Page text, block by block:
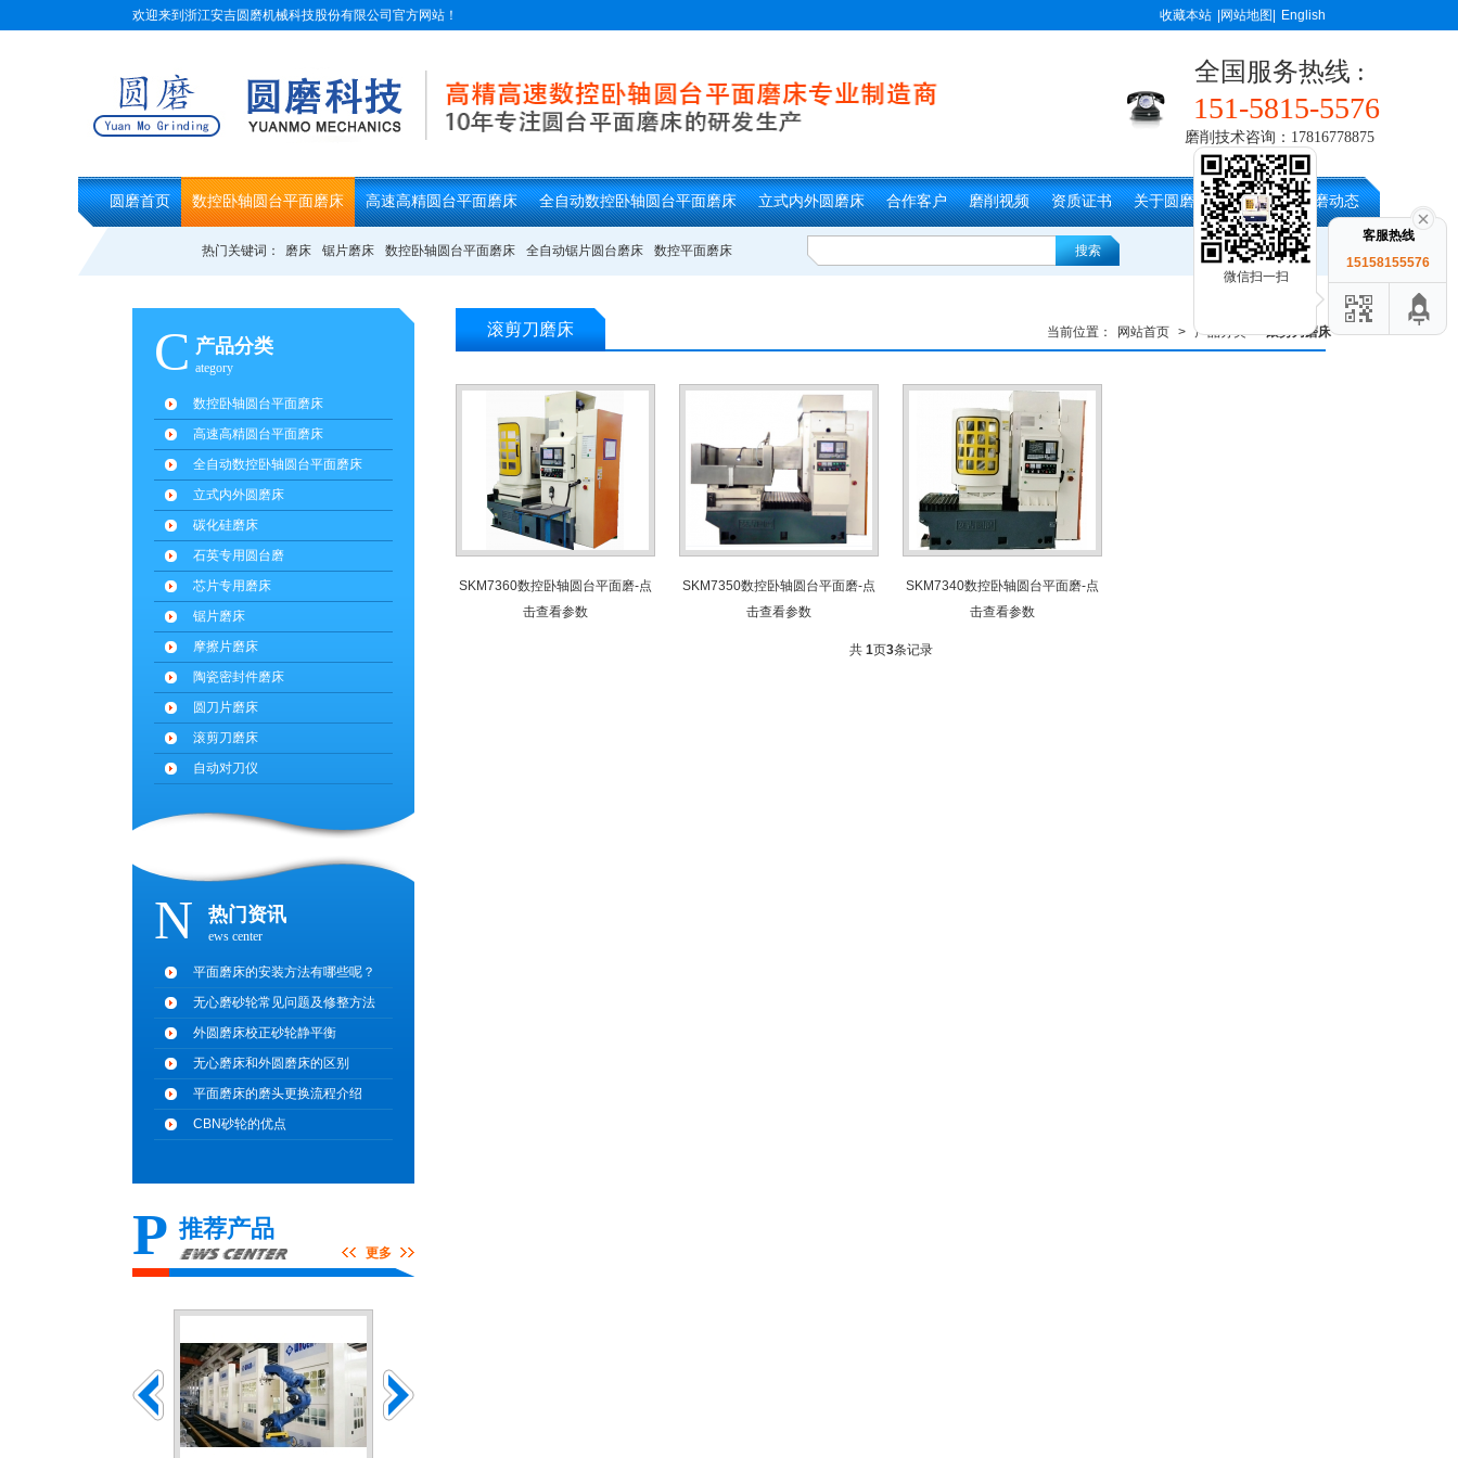
欢迎来到浙江安吉圆磨机械科技股份有限公司官方网站！ 收藏本站 |网站地图| English
全国服务热线 :
151-5815-5576
磨削技术咨询：17816778875
圆磨首页 数控卧轴圆台平面磨床 高速高精圆台平面磨床 全自动数控卧轴圆台平面磨床 立式内外圆磨床 合作客户 磨削视频 资质证书 关于圆磨 联系圆磨 圆磨动态
热门关键词： 磨床 锯片磨床 数控卧轴圆台平面磨床 全自动锯片圆台磨床 数控平面磨床
当前位置： 网站首页 > 产品分类 >滚剪刀磨床
滚剪刀磨床
SKM7360数控卧轴圆台平面磨-点
击查看参数
SKM7350数控卧轴圆台平面磨-点
击查看参数
SKM7340数控卧轴圆台平面磨-点
击查看参数
共 1页3条记录
C 产品分类
ategory
数控卧轴圆台平面磨床
高速高精圆台平面磨床
全自动数控卧轴圆台平面磨床
立式内外圆磨床
碳化硅磨床
石英专用圆台磨
芯片专用磨床
锯片磨床
摩擦片磨床
陶瓷密封件磨床
圆刀片磨床
滚剪刀磨床
自动对刀仪
N 热门资讯
ews center
平面磨床的安装方法有哪些呢？
无心磨砂轮常见问题及修整方法
外圆磨床校正砂轮静平衡
无心磨床和外圆磨床的区别
平面磨床的磨头更换流程介绍
CBN砂轮的优点
更多
P 推荐产品
客服热线
15158155576
微信扫一扫